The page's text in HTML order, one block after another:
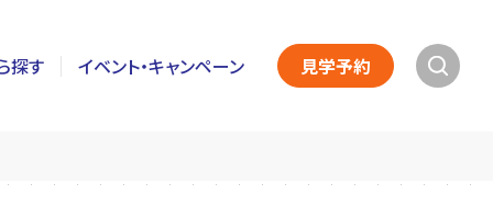
探す イベント・キャンペーン 見学予約